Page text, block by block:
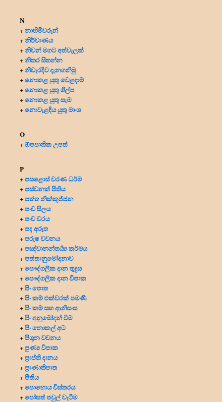
N
+නාහිමිවරුන්
+නිර්වාණය
+නිවන් මගට අත්වැලක්
+නිතර සිතන්න
+නිවැරදිව දැනගනිමු
+නොකළ යුතු වෙළඳාම්
+නොකළ යුතු ශිල්ප
+නොකළ යුතු සැම
+නොවැළඳිය යුතු මාංශ
O
+ඕපපාතික උපත්
P
+පසළොස් චරණ ධර්ම
+පස්වනක් පීතිය
+පත්ත නික්කුජ්ජන
+පංච සීලය
+පංච වරය
+පද අරුත
+පරුෂ වචනය
+පඤ්චානන්තර්‍ය්‍ය කර්මය
+පත්තානුමෝදනාව
+පෞද්ගලික දානතුදුස
+පෞද්ගලික දාන විපාක
+පිං පොත
+පිං කම් එක්වරක් පමණි
+පිං කම් සහ ආනිසංස
+පිං අනුමෝදන් වීම
+පිං නොකල් අට
+පිශුන වචනය
+පුණ්‍ය විපාක
+ප්‍රාප්ති දානය
+ප්‍රාණාතිපාත
+පීතිය
+පොහොය විස්තරය
+පෝසත් පවුල් වැටීම